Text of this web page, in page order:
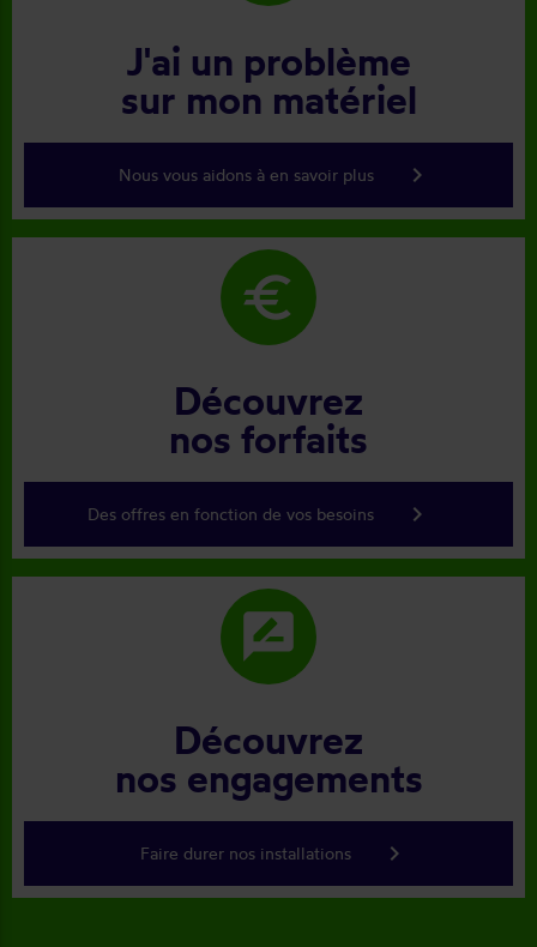
J'ai un problème
sur mon matériel
Nous vous aidons à en savoir plus keyboard_arrow_right
euro
Découvrez
nos forfaits
Des offres en fonction de vos besoins keyboard_arrow_right
rate_review
Découvrez
nos engagements
Faire durer nos installations keyboard_arrow_right